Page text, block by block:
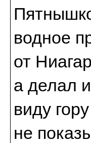
водное
от
а делал
виду
не